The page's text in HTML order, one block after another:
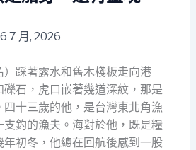
6 7 月, 2026
踩著露水和舊木棧板走向港
石，虎口嵌著幾道深紋，那是
十三歲的他，是台灣東北角漁
釣的漁夫。海對於他，既是糧
年初冬，他總在回航後感到一股